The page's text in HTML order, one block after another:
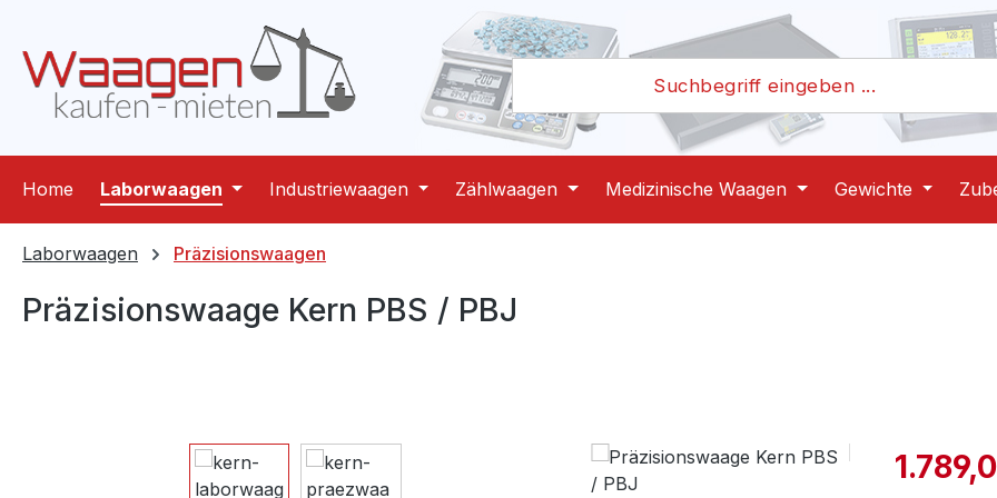
Zur Hauptnavigation springen
Home Laborwaagen Industriewaagen Zählwaagen Medizinische Waagen Gewichte
Laborwaagen Präzisionswaagen
Präzisionswaage Kern PBS / PBJ
Bildergalerie überspringen